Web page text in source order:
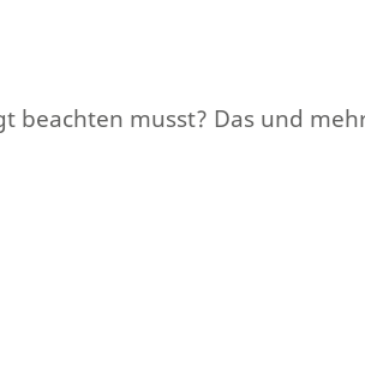
beachten musst? Das und